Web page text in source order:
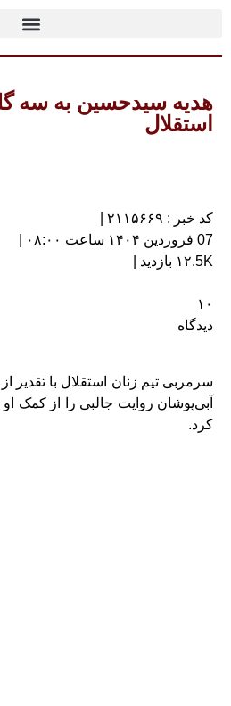
هدیه سیدحسین به سه
استقلال
کد خبر : ۲۱۱۵۶۶۹ |
07 فروردین ۱۴۰۴ ساعت ۰۸:۰۰ |
۱۲.5K بازدید |
۱۰
دیدگاه
سرمربی تیم زنان استقلال با تقدیر
آبی‌پوشان روایت جالبی را از کمک
کرد.